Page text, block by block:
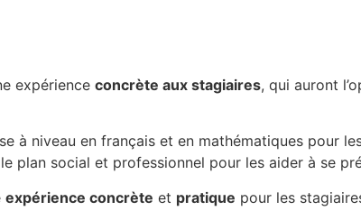
expérience concrète aux stagiaires, qui auront
à niveau en français et en mathématiques pour
plan social et professionnel pour les aider à se
expérience concrète et pratique pour les